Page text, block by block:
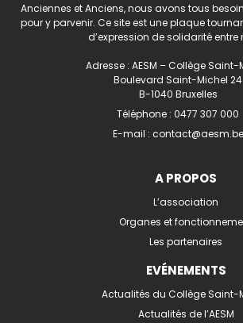
Anciennes et Anciens, nous avons tous
pour y parvenir. Ce site est une plaque
d’expression de solidarité entre
Adresse : AESM – Collège Saint-
Boulevard Saint-Michel 24
B-1040 Bruxelles
Téléphone : 0477 307 000
E-mail : contact@aesm.be
A PROPOS
L’association
Organes et
Les partenaires
EVÉNEMENTS
Actualités du Collège Saint-
Actualités de l’AESM